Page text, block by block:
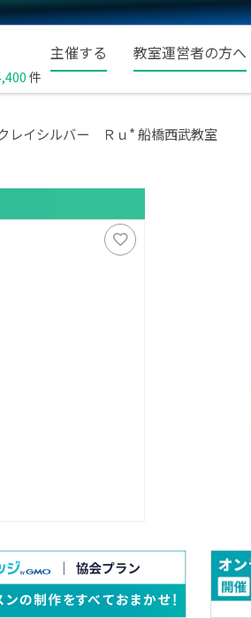
件
主催する 教室運営者の方へ
レイシルバー Ｒｕ* 船橋西武教室